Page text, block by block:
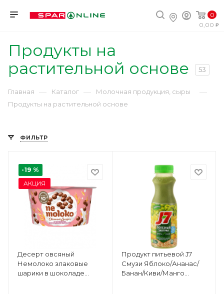
0
0,00
Продукты на
растительной основе
53
Главная — Каталог — Молочная продукция, сыры —
Продукты на растительной основе
ФИЛЬТР
-19 %
АКЦИЯ
Десерт овсяный
Немолоко злаковые
шарики в шоколаде
Продукт питьевой J7
Смузи Яблоко/Ананас/
Банан/Киви/Манго